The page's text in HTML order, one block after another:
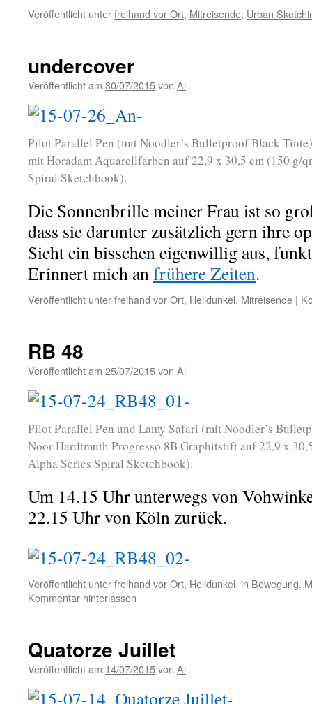
Veröffentlicht unterfreihand vor Ort, Mitreisende, Urban
undercover
Veröffentlicht am 30/07/2015von Al
Pilot Parallel Pen (mit Noodler’s Bulletproof Black
mit Horadam Aquarellfarben auf 22,9 x 30,5 cm (150 g/
Spiral Sketchbook).
Die Sonnenbrille meiner Frau ist so
dass sie darunter zusätzlich gern ihre
Sieht ein bisschen eigenwillig aus,
Erinnert mich anfrühere Zeiten.
Veröffentlicht unterfreihand vor Ort, Helldunkel, Mitreisende |
RB 48
Veröffentlicht am 25/07/2015von Al
Pilot Parallel Pen und Lamy Safari (mit Noodler’s
Noor Hardtmuth Progresso 8B Graphitstift auf 22,9 x
Alpha Series Spiral Sketchbook).
Um 14.15 Uhr unterwegs von
22.15 Uhr von Köln zurück.
Veröffentlicht unterfreihand vor Ort, Helldunkel, in Bewegung,
Kommentar hinterlassen
Quatorze Juillet
Veröffentlicht am 14/07/2015von Al